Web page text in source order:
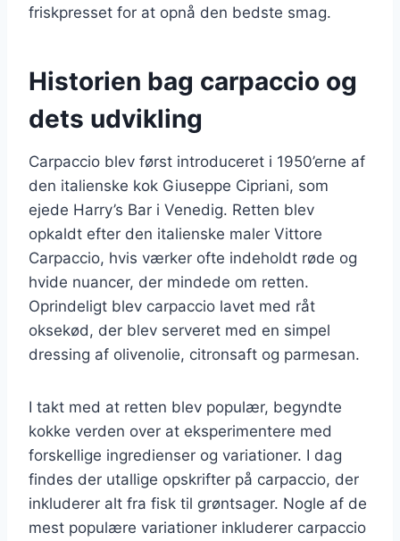
friskpresset for at opnå den bedste smag.
Historien bag carpaccio og
dets udvikling
Carpaccio blev først introduceret i 1950’erne af
den italienske kok Giuseppe Cipriani, som
ejede Harry’s Bar i Venedig. Retten blev
opkaldt efter den italienske maler Vittore
Carpaccio, hvis værker ofte indeholdt røde og
hvide nuancer, der mindede om retten.
Oprindeligt blev carpaccio lavet med råt
oksekød, der blev serveret med en simpel
dressing af olivenolie, citronsaft og parmesan.
I takt med at retten blev populær, begyndte
kokke verden over at eksperimentere med
forskellige ingredienser og variationer. I dag
findes der utallige opskrifter på carpaccio, der
inkluderer alt fra fisk til grøntsager. Nogle af de
mest populære variationer inkluderer carpaccio